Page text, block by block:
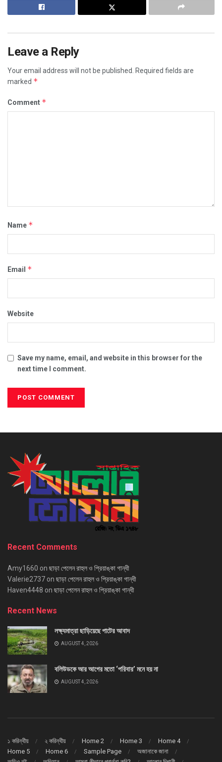
Leave a Reply
Your email address will not be published.
Required fields are
marked *
Comment *
Name *
Email *
Website
Save my name, email, and website in this browser for the
next time I comment.
Recent Comments
Amy1660 on ছাড়া পেলেন রাহুল ও প্রিয়াঙ্কা গান্ধী
Valerie2737 on ছাড়া পেলেন রাহুল ও প্রিয়াঙ্কা গান্ধী
Haven4448 on ছাড়া পেলেন রাহুল ও প্রিয়াঙ্কা গান্ধী
Recent News
লক্ষ্যমাত্রা ছাড়িয়েছে পাটের আবাদ
AUGUST 4, 2026
বলিউডকে আর আগের মতো ‘পরিবার’ মনে হয় না
AUGUST 4, 2026
১ করিন্থীয় ২ করিন্থীয় Home 2 Home 3
Home 4
Home 5
Home 6 Sample Page
অজানাকে জানা